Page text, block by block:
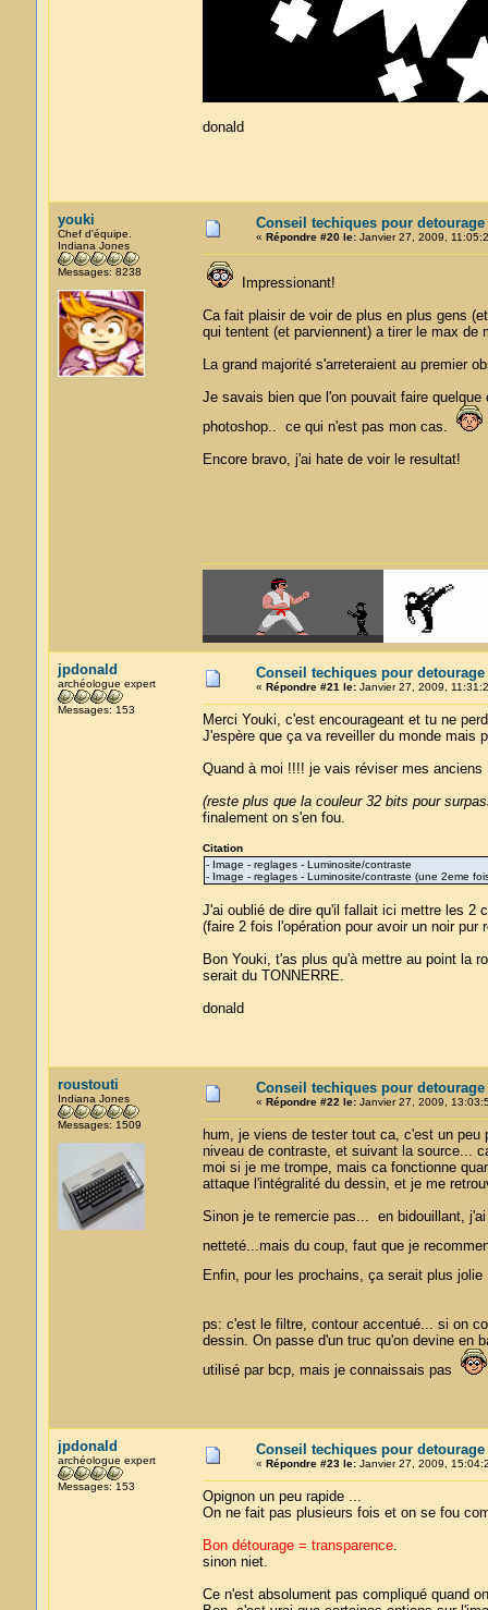
donald
youki
Chef d'équipe.
Indiana Jones
Messages: 8238
Conseil techiques pour detourage
« Répondre #20 le:Janvier 27, 2009,
Impressionant!
Ca fait plaisir de voir de plus en plus gens
qui tentent (et parviennent) a tirer le max de
La grand majorité s'arreteraient au premier
Je savais bien que l'on pouvait faire
photoshop.. ce qui n'est pas mon cas.
Encore bravo, j'ai hate de voir le resultat!
jpdonald
archéologue expert
Messages: 153
Conseil techiques pour detourage
« Répondre #21 le:Janvier 27, 2009,
Merci Youki, c'est encourageant et tu ne
J'espère que ça va reveiller du monde mais
Quand à moi !!!! je vais réviser mes
(reste plus que la couleur 32 bits pour
finalement on s'en fou.
Citation
- Image - reglages - Luminosite/contraste
- Image - reglages - Luminosite/contraste (une 2eme
J'ai oublié de dire qu'il fallait ici mettre les 2
(faire 2 fois l'opération pour avoir un noir pur
Bon Youki, t'as plus qu'à mettre au point la
serait du TONNERRE.
donald
roustouti
Indiana Jones
Messages: 1509
Conseil techiques pour detourage
« Répondre #22 le:Janvier 27, 2009,
hum, je viens de tester tout ca, c'est un
niveau de contraste, et suivant la source...
moi si je me trompe, mais ca fonctionne
attaque l'intégralité du dessin, et je me
Sinon je te remercie pas... en bidouillant,
netteté...mais du coup, faut que je
Enfin, pour les prochains, ça serait plus
ps: c'est le filtre, contour accentué... si on
dessin. On passe d'un truc qu'on devine en
utilisé par bcp, mais je connaissais pas
jpdonald
archéologue expert
Messages: 153
Conseil techiques pour detourage
« Répondre #23 le:Janvier 27, 2009,
Opignon un peu rapide ...
On ne fait pas plusieurs fois et on se fou
Bon détourage = transparence.
sinon niet.
Ce n'est absolument pas compliqué quand